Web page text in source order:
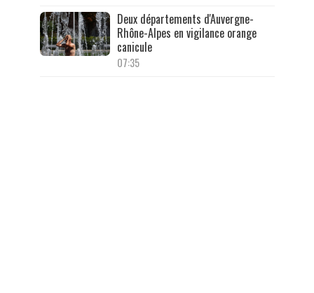
Deux départements d'Auvergne-
Rhône-Alpes en vigilance orange
canicule
07:35